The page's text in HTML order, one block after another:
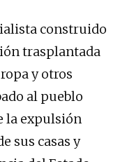
construido
trasplantada
y otros
al pueblo
la expulsión
sus casas y